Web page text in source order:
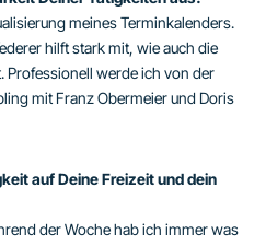
meines Terminkalenders.
hilft stark mit, wie auch die
Professionell werde ich von der
mit Franz Obermeier und Doris
auf Deine Freizeit und dein
der Woche hab ich immer was